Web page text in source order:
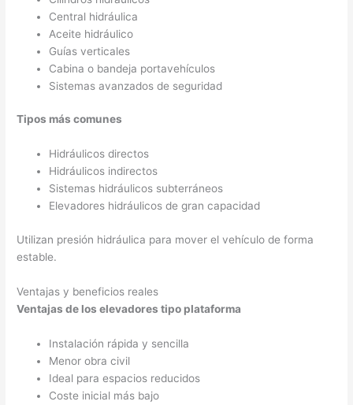
Central hidráulica
Aceite hidráulico
Guías verticales
Cabina o bandeja portavehículos
Sistemas avanzados de seguridad
Tipos más comunes
Hidráulicos directos
Hidráulicos indirectos
Sistemas hidráulicos subterráneos
Elevadores hidráulicos de gran capacidad
Utilizan presión hidráulica para mover el vehículo de forma
estable.
Ventajas y beneficios reales
Ventajas de los elevadores tipo plataforma
Instalación rápida y sencilla
Menor obra civil
Ideal para espacios reducidos
Coste inicial más bajo